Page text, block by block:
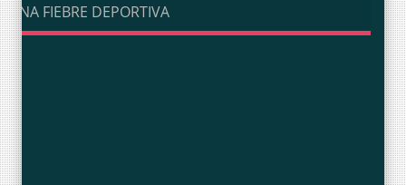
UNA FIEBRE DEPORTIVA